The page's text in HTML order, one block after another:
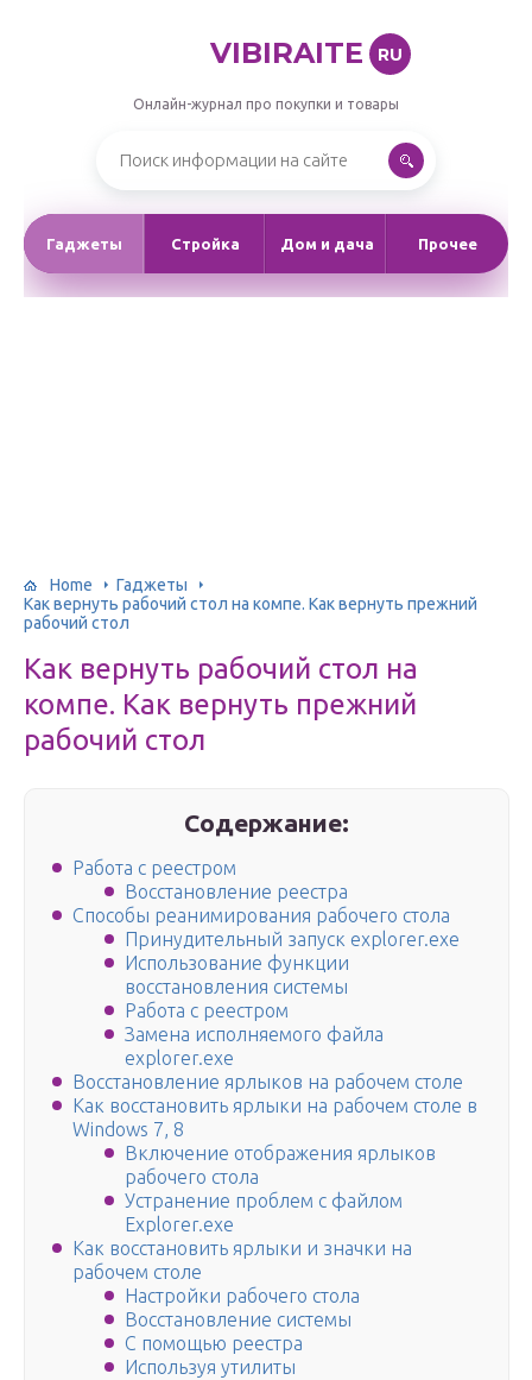
VIBIRAITE RU
Онлайн-журнал про покупки и товары
Гаджеты Стройка Дом и дача Прочее
Home
Гаджеты
Как вернуть рабочий стол на компе. Как вернуть прежний
рабочий стол
Как вернуть рабочий стол на
компе. Как вернуть прежний
рабочий стол
Содержание:
Работа с реестром
Восстановление реестра
Способы реанимирования рабочего стола
Принудительный запуск explorer.exe
Использование функции
восстановления системы
Работа с реестром
Замена исполняемого файла
explorer.exe
Восстановление ярлыков на рабочем столе
Как восстановить ярлыки на рабочем столе в
Windows 7, 8
Включение отображения ярлыков
рабочего стола
Устранение проблем с файлом
Explorer.exe
Как восстановить ярлыки и значки на
рабочем столе
Настройки рабочего стола
Восстановление системы
С помощью реестра
Используя утилиты